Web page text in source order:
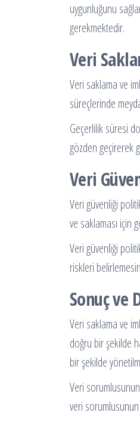
uygunluğunu
gerekmektedir.
Veri
Veri saklama ve
süreçlerinde
Geçerlilik süresi
gözden geçirerek
Veri
Veri güvenliği
ve saklaması için
Veri güvenliği
riskleri
Sonuç ve
Veri saklama ve
doğru bir şekilde
bir şekilde
Veri
veri